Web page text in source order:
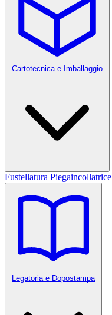
Cartotecnica e Imballaggio
Fustellatura Piegaincollatrice
Legatoria e Dopostampa